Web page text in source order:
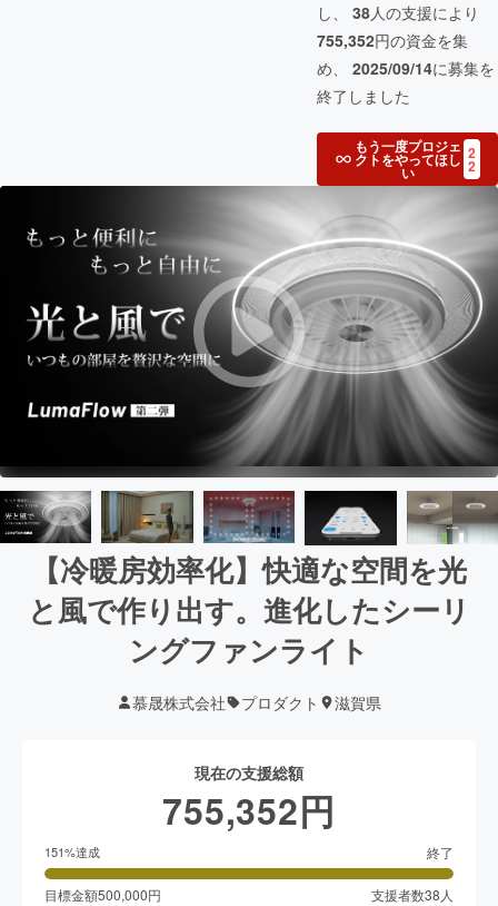
し、 38人の支援により
755,352円の資金を集
め、 2025/09/14に募集を
終了しました
もう一度プロジェ
クトをやってほし
い
2
2
【冷暖房効率化】快適な空間を光
と風で作り出す。進化したシーリ
ングファンライト
慕晟株式会社 プロダクト 滋賀県
現在の支援総額
755,352円
151%達成 終了
目標金額500,000円 支援者数38 人